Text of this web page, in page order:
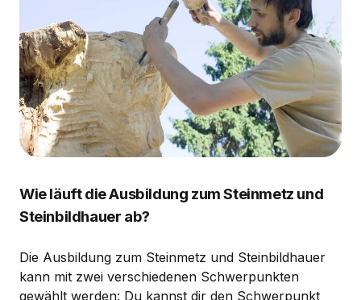
Wie läuft die Ausbildung zum Steinmetz und
Steinbildhauer ab?
Die Ausbildung zum Steinmetz und Steinbildhauer
kann mit zwei verschiedenen Schwerpunkten
gewählt werden: Du kannst dir den Schwerpunkt